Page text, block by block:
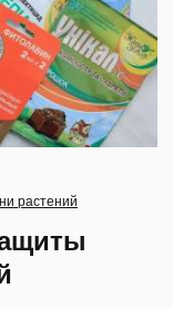
растений